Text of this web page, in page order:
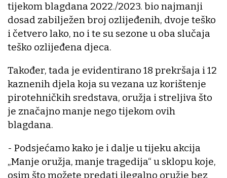
tijekom blagdana 2022./2023. bio najmanji
dosad zabilježen broj ozlijeđenih, dvoje teško
i četvero lako, no i te su sezone u oba slučaja
teško ozlijeđena djeca.
Također, tada je evidentirano 18 prekršaja i 12
kaznenih djela koja su vezana uz korištenje
pirotehničkih sredstava, oružja i streljiva što
je značajno manje nego tijekom ovih
blagdana.
- Podsjećamo kako je i dalje u tijeku akcija
„Manje oružja, manje tragedija“ u sklopu koje,
osim što možete predati ilegalno oružje bez